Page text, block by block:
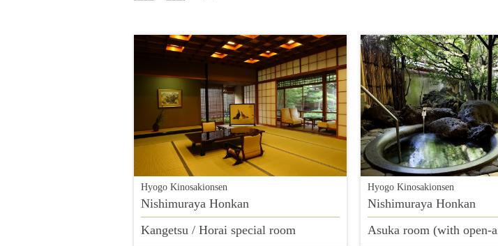
Hyogo Kinosakionsen
Nishimuraya Honkan
Kangetsu / Horai special room
Hyogo Kinosakionsen
Nishimuraya Honkan
Asuka room (with open-